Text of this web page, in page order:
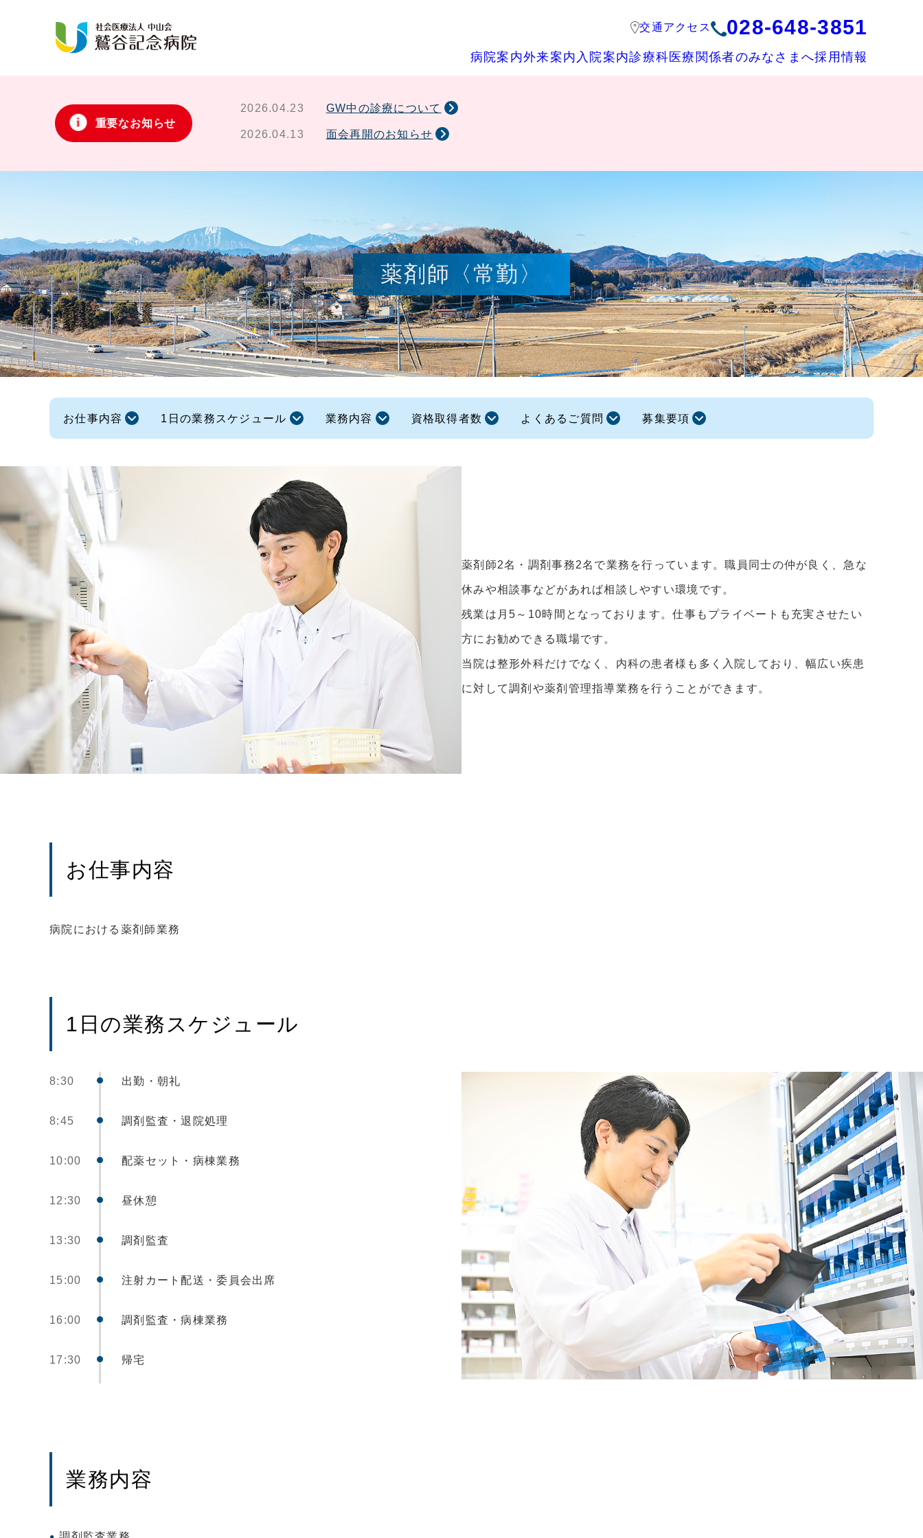
交通アクセス 028-648-3851
病院案内
施設概要・沿革
フロア案内
設備・機器
患者様へのご案内
外来案内
再診の方
文書（診断書・証明書など）の発行
外来診療表
フロア案内
入院案内
入院生活
退院と会計
診療科
総合診療科（総合内科）
外科
ペインクリニック内科
呼吸器科
医療関係者のみなさまへ
医療機器の共同利用のご案内
採用情報
重要なお知らせ
2026.04.23 GW中の診療について
2026.04.13 面会再開のお知らせ
薬剤師〈常勤〉
お仕事内容 1日の業務スケジュール 業務内容 資格取得者数 よくあるご質問 募集要項
薬剤師2名・調剤事務2名で業務を行っています。職員同士の仲が良く、急な
休みや相談事などがあれば相談しやすい環境です。
残業は月5～10時間となっております。仕事もプライベートも充実させたい
方にお勧めできる職場です。
当院は整形外科だけでなく、内科の患者様も多く入院しており、幅広い疾患
に対して調剤や薬剤管理指導業務を行うことができます。
お仕事内容
病院における薬剤師業務
1日の業務スケジュール
8:30 出勤・朝礼
8:45 調剤監査・退院処理
10:00 配薬セット・病棟業務
12:30 昼休憩
13:30 調剤監査
15:00 注射カート配送・委員会出席
16:00 調剤監査・病棟業務
17:30 帰宅
業務内容